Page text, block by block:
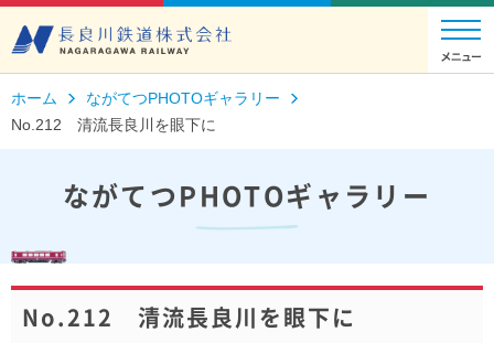
ホーム
ながてつPHOTOギャラリー
No.212 清流長良川を眼下に
ながてつPHOTOギャラリー
No.212 清流長良川を眼下に